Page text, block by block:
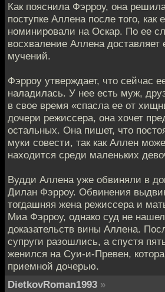
Как пояснила Фэрроу, она
поступке Аллена после того, как
номинировали на Оскар. По ее
восхваление Аллена
мучений.
Фэрроу утверждает, что сейчас
наладилась. У нее есть муж,
в свое время «спасла ее от
дочери режиссера, она хочет
остальных. Она пишет, что
муки совести, так как Аллен
находится среди маленьких
Вудди Аллена уже обвиняли в
Дилан Фэрроу. Обвинения
тогдашняя жена режиссера и
Миа Фэрроу, однако суд не
доказательств вины Аллена.
супруги разошлись, а спустя
женился на Суи-и-Превен,
приемной дочерью.
DietkovRoman1993 »